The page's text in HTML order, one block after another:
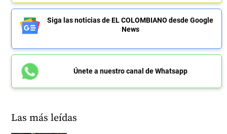
Siga las noticias de EL COLOMBIANO desde Google
News
Únete a nuestro canal de Whatsapp
Las más leídas